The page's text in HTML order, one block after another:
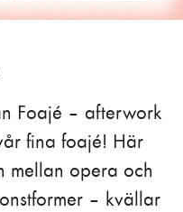
Foajé – afterwork
fina foajé! Här
mellan opera och
– kvällar